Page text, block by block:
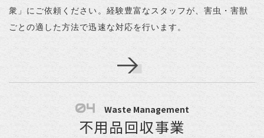
衆」にご依頼ください。経験豊富なスタッフが、害虫・害獣
ごとの適した方法で迅速な対応を行います。
04 Waste Management
不用品回収事業